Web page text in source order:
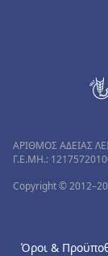
ΑΡΙΘΜΟΣ ΑΔΕΙΑΣ
Γ.Ε.ΜΗ.:
Copyright ©
Όροι &